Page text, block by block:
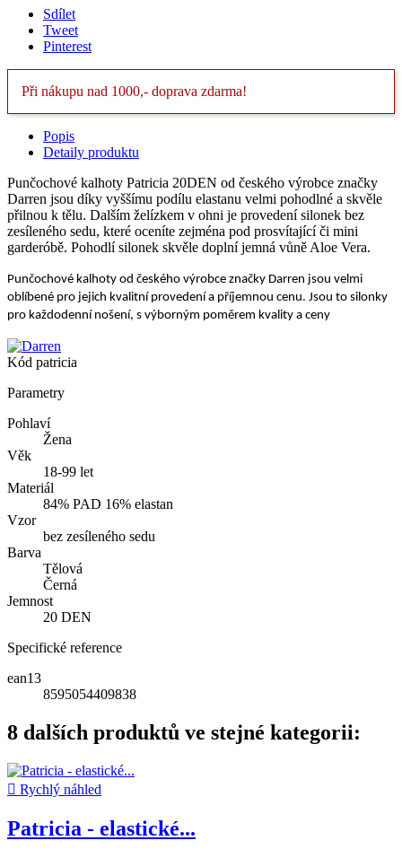
Sdílet
Tweet
Pinterest
Při nákupu nad 1000,- doprava zdarma!
Popis
Detaily produktu
Punčochové kalhoty Patricia 20DEN od českého výrobce značky
Darren jsou díky vyššímu podílu elastanu velmi pohodlné a skvěle
přilnou k tělu. Dalším želízkem v ohni je provedení silonek bez
zesíleného sedu, které oceníte zejména pod prosvítající či mini
garderóbě. Pohodlí silonek skvěle doplní jemná vůně Aloe Vera.
Punčochové kalhoty od českého výrobce značky Darren jsou velmi
oblíbené pro jejich kvalitní provedení a příjemnou cenu. Jsou to silonky
pro každodenní nošení, s výborným poměrem kvality a ceny
Kód patricia
Parametry
Pohlaví
Žena
Věk
18-99 let
Materiál
84% PAD 16% elastan
Vzor
bez zesíleného sedu
Barva
Tělová
Černá
Jemnost
20 DEN
Specifické reference
ean13
8595054409838
8 dalších produktů ve stejné kategorii:
 Rychlý náhled
Patricia - elastické...